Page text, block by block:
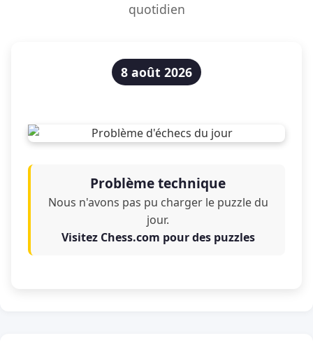
quotidien
8 août 2026
Problème technique
Nous n'avons pas pu charger le puzzle du
jour.
Visitez Chess.com pour des puzzles